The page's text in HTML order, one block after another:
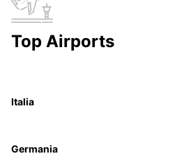
Top Airports
Italia
Germania